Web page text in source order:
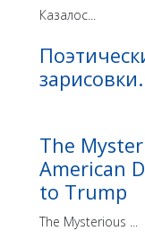
Казалос...
The
American
to Trump
The Mysterious ...